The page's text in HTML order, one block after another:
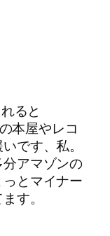
ると
本屋やレコ
です、私。
アマゾンの
とマイナー
す。